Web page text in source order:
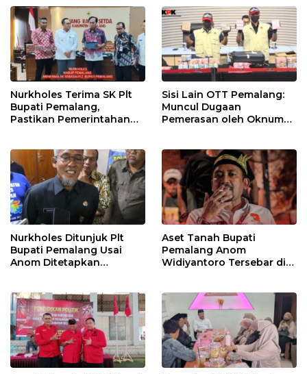
Nurkholes Terima SK Plt
Bupati Pemalang,
Pastikan Pemerintahan
Sisi Lain OTT Pemalang:
Muncul Dugaan
Pemerasan oleh Oknum
Nurkholes Ditunjuk Plt
Bupati Pemalang Usai
Anom Ditetapkan
Aset Tanah Bupati
Pemalang Anom
Widiyantoro Tersebar di